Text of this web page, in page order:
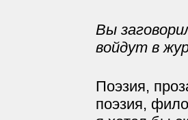
Вы
войдут в
Поэзия,
поэзия,